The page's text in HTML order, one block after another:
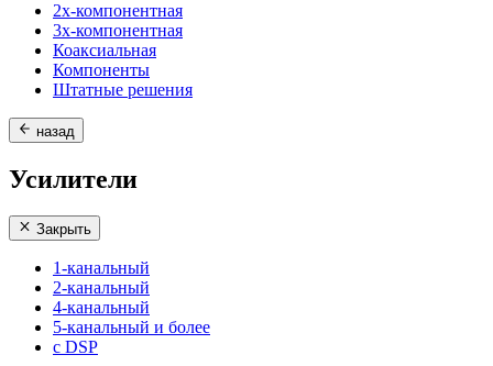
2х-компонентная
3х-компонентная
Коаксиальная
Компоненты
Штатные решения
назад
Усилители
Закрыть
1-канальный
2-канальный
4-канальный
5-канальный и более
с DSP